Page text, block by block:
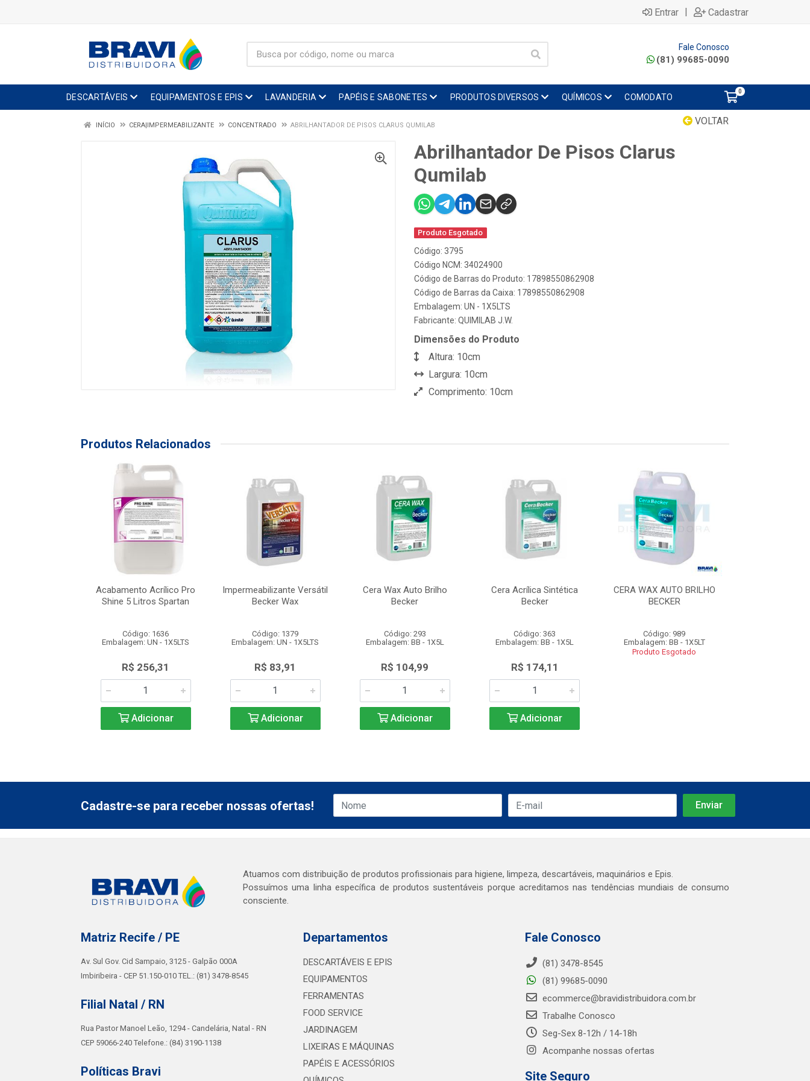
Entrar | Cadastrar
Fale Conosco
(81) 99685-0090
DESCARTÁVEIS EQUIPAMENTOS E EPIS LAVANDERIA PAPÉIS E SABONETES PRODUTOS DIVERSOS QUÍMICOS COMODATO
0
VOLTAR
INÍCIO CERA|IMPERMEABILIZANTE CONCENTRADO ABRILHANTADOR DE PISOS CLARUS QUMILAB
Abrilhantador De Pisos Clarus
Qumilab
Produto Esgotado
Código: 3795
Código NCM: 34024900
Código de Barras do Produto: 17898550862908
Código de Barras da Caixa: 17898550862908
Embalagem: UN - 1X5LTS
Fabricante: QUIMILAB J.W.
Dimensões do Produto
Altura: 10cm
Largura: 10cm
Comprimento: 10cm
Produtos Relacionados
Acabamento Acrílico Pro
Shine 5 Litros Spartan
Código: 1636
Embalagem: UN - 1X5LTS
R$ 256,31
Adicionar
Impermeabilizante Versátil
Becker Wax
Código: 1379
Embalagem: UN - 1X5LTS
R$ 83,91
Adicionar
Cera Wax Auto Brilho
Becker
Código: 293
Embalagem: BB - 1X5L
R$ 104,99
Adicionar
Cera Acrílica Sintética
Becker
Código: 363
Embalagem: BB - 1X5L
R$ 174,11
Adicionar
CERA WAX AUTO BRILHO
BECKER
Código: 989
Embalagem: BB - 1X5LT
Produto Esgotado
Cadastre-se para receber nossas ofertas!
Atuamos com distribuição de produtos profissionais para higiene, limpeza, descartáveis, maquinários e Epis.
Possuímos uma linha específica de produtos sustentáveis porque acreditamos nas tendências mundiais de consumo
consciente.
Matriz Recife / PE
Av. Sul Gov. Cid Sampaio, 3125 - Galpão 000A
Imbiribeira - CEP 51.150-010 TEL.: (81) 3478-8545
Filial Natal / RN
Rua Pastor Manoel Leão, 1294 - Candelária, Natal - RN
CEP 59066-240 Telefone.: (84) 3190-1138
Políticas Bravi
Departamentos
DESCARTÁVEIS E EPIS
EQUIPAMENTOS
FERRAMENTAS
FOOD SERVICE
JARDINAGEM
LIXEIRAS E MÁQUINAS
PAPÉIS E ACESSÓRIOS
Fale Conosco
(81) 3478-8545
(81) 99685-0090
ecommerce@bravidistribuidora.com.br
Trabalhe Conosco
Seg-Sex 8-12h / 14-18h
Acompanhe nossas ofertas
Site Seguro